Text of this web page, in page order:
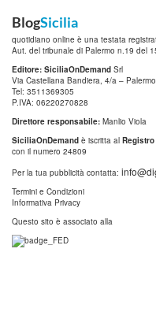
BlogSicilia
quotidiano online è una testata
Aut. del tribunale di Palermo n.19 del
Editore: SiciliaOnDemand Srl
Via Castellana Bandiera, 4/a – Palermo
Tel: 3511369305
P.IVA: 06220270828
Direttore responsabile: Manlio Viola
SiciliaOnDemand è iscritta al
con il numero 24809
Per la tua pubblicità contatta:
Termini e Condizioni
Informativa Privacy
Questo sito è associato alla